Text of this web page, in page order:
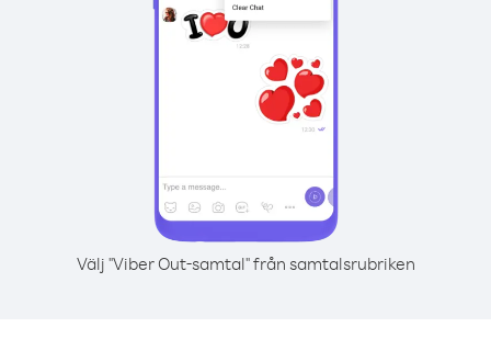
Välj "Viber Out-samtal" från samtalsrubriken